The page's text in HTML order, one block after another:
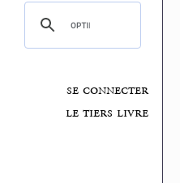
se connecter
le tiers livre